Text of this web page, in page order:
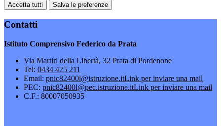
Accetta tutti Salva le preferenze
Contatti
Istituto Comprensivo Federico da Prata
Via Martiri della Libertà, 32 Prata di Pordenone
Tel: 0434 425 211
Email: pnic82400l@istruzione.itLink per inviare una mail
PEC: pnic82400l@pec.istruzione.itLink per inviare una mail
C.F.: 80007050935